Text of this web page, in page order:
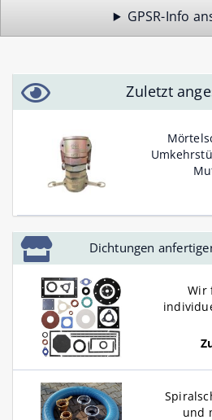
GPSR-Info
Zuletzt
Dichtungen
Wir
und